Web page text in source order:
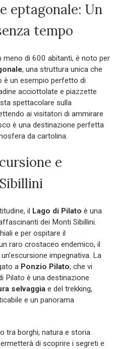
eptagonale: Un
tempo
meno di 600 abitanti, è noto per
, una struttura unica che
è un esempio perfetto di
acciottolate e piazzette
spettacolare sulla
ai visitatori di ammirare
è una destinazione perfetta
da cartolina.
e
il Lago di Pilato è una
dei Monti Sibillini.
e per ospitare il
raro crostaceo endemico, il
impegnativa. La
a Ponzio Pilato, che vi
Pilato è una destinazione
selvaggia e del trekking,
e un panorama
tra borghi, natura e storia.
di scoprire i segreti e